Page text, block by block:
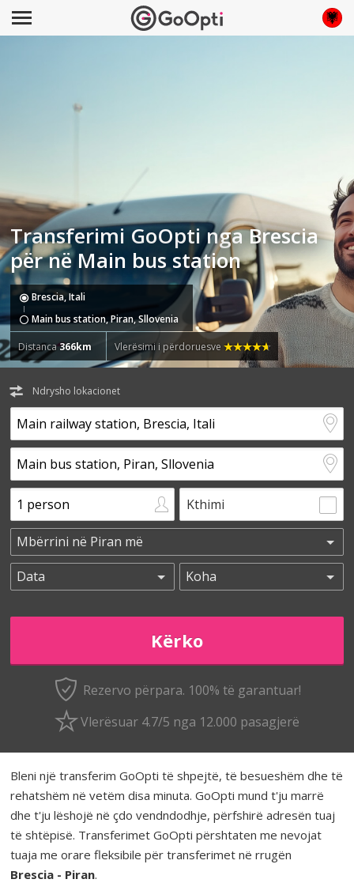
Transferimi GoOpti nga Brescia
për në Main bus station
Brescia, Itali
Main bus station, Piran, Sllovenia
Distanca366km Vlerësimi i përdoruesve
Ndrysho lokacionet
Kthimi
Rezervo përpara. 100% të garantuar!
Vlerësuar 4.7/5 nga 12.000 pasagjerë
Bleni një transferim GoOpti të shpejtë, të besueshëm dhe të
rehatshëm në vetëm disa minuta. GoOpti mund t'ju marrë
dhe t'ju lëshojë në çdo vendndodhje, përfshirë adresën tuaj
të shtëpisë. Transferimet GoOpti përshtaten me nevojat
tuaja me orare fleksibile për transferimet në rrugën
Brescia - Piran.